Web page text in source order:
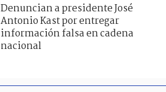
Denuncian a presidente José
Antonio Kast por entregar
información falsa en cadena
nacional